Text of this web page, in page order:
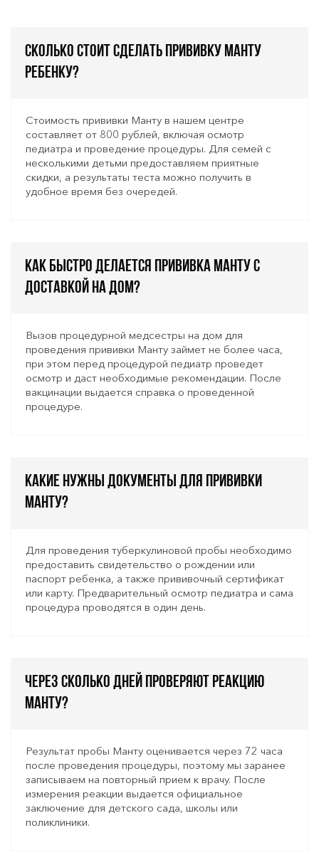
Сколько стоит сделать прививку Манту
ребенку?
Стоимость прививки Манту в нашем центре
составляет от 800 рублей, включая осмотр
педиатра и проведение процедуры. Для семей с
несколькими детьми предоставляем приятные
скидки, а результаты теста можно получить в
удобное время без очередей.
Как быстро делается прививка Манту с
доставкой на дом?
Вызов процедурной медсестры на дом для
проведения прививки Манту займет не более часа,
при этом перед процедурой педиатр проведет
осмотр и даст необходимые рекомендации. После
вакцинации выдается справка о проведенной
процедуре.
Какие нужны документы для прививки
Манту?
Для проведения туберкулиновой пробы необходимо
предоставить свидетельство о рождении или
паспорт ребенка, а также прививочный сертификат
или карту. Предварительный осмотр педиатра и сама
процедура проводятся в один день.
Через сколько дней проверяют реакцию
Манту?
Результат пробы Манту оценивается через 72 часа
после проведения процедуры, поэтому мы заранее
записываем на повторный прием к врачу. После
измерения реакции выдается официальное
заключение для детского сада, школы или
поликлиники.